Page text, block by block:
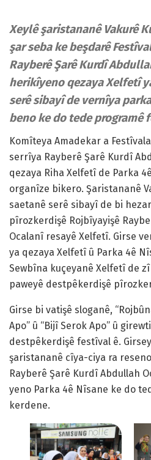
Xeylê şaristananê Vakurê
şar seba ke beşdarê
Rayberê Şarê Kurdî
herikîyeno qezaya Xelfetî
serê sibayî de vernîya
beno ke do tede programê
Komîteya Amadekar a
serrîya Rayberê Şarê Kurdî
qezaya Riha Xelfetî de Parka
organîze bikero. Şaristananê
saetanê serê sibayî de bi
pîrozkerdişê Rojbîyayişê
Ocalanî resayê Xelfetî. Girse
ya qezaya Xelfetî û Parka 4ê
Sewbîna kuçeyanê Xelfetî de
paweyê destpêkerdişê
Girse bi vatişê sloganê,
Apo” û “Bijî Serok Apo” û
destpêkerdişê festîval ê.
şaristananê cîya-ciya ra
Rayberê Şarê Kurdî Abdullah
yeno Parka 4ê Nîsane ke do
kerdene.